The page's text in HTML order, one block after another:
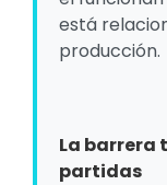
está
producción.
La barrera
partidas